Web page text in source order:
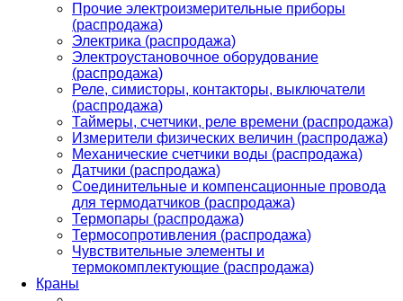
Прочие электроизмерительные приборы
(распродажа)
Электрика (распродажа)
Электроустановочное оборудование
(распродажа)
Реле, симисторы, контакторы, выключатели
(распродажа)
Таймеры, счетчики, реле времени (распродажа)
Измерители физических величин (распродажа)
Механические счетчики воды (распродажа)
Датчики (распродажа)
Соединительные и компенсационные провода
для термодатчиков (распродажа)
Термопары (распродажа)
Термосопротивления (распродажа)
Чувствительные элементы и
термокомплектующие (распродажа)
Краны